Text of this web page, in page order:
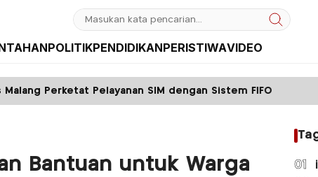
POLITIKPENDIDIKANPERISTIWAVIDEO
SIM dengan Sistem FIFO Tak
Bantuan untuk Warga
01